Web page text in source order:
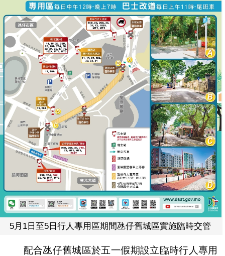
5月1日至5日行人專用區期間氹仔舊城區實施臨時交管
配合氹仔舊城區於五一假期設立臨時行人專用